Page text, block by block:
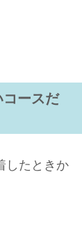
ースだ
したときか